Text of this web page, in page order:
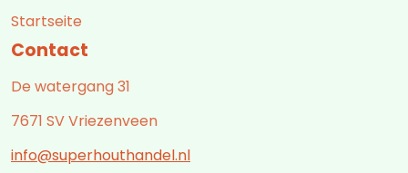
Startseite
Contact
De watergang 31
7671 SV Vriezenveen
info@superhouthandel.nl